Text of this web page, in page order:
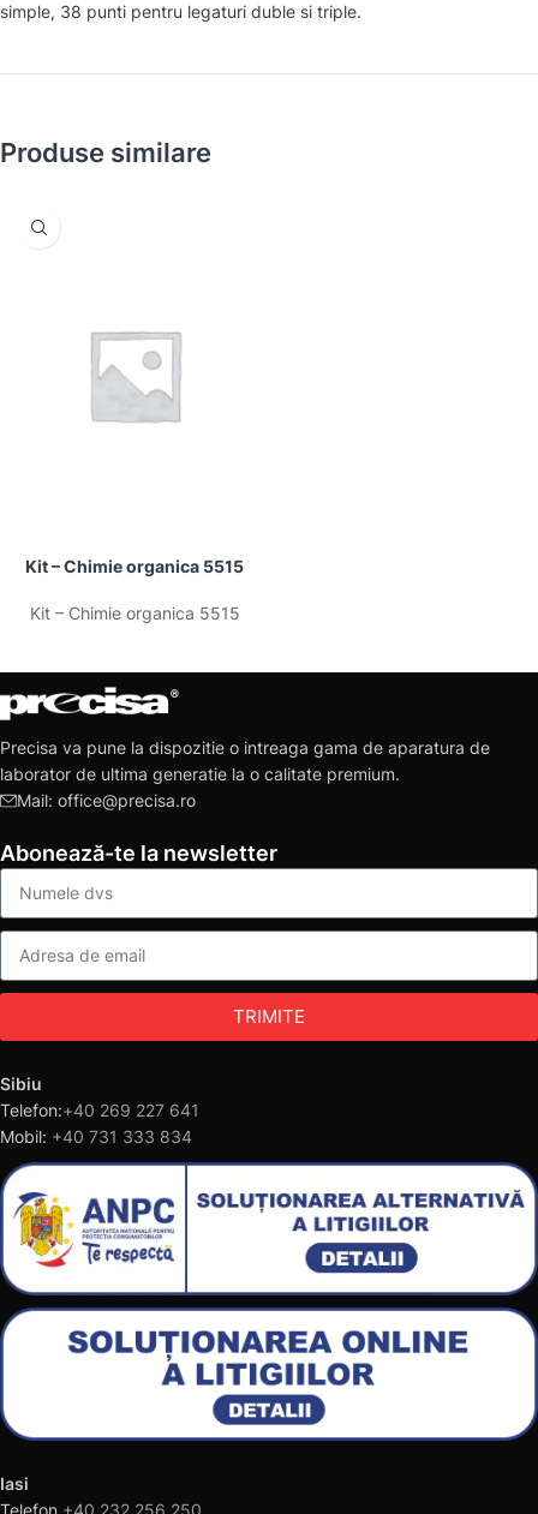
simple, 38 punti pentru legaturi duble si triple.
Produse similare
Kit – Chimie organica 5515
Kit – Chimie organica 5515
Precisa va pune la dispozitie o intreaga gama de aparatura de
laborator de ultima generatie la o calitate premium.
Mail: office@precisa.ro
Abonează-te la newsletter
TRIMITE
Sibiu
Telefon:+40 269 227 641
Mobil: +40 731 333 834
Iasi
Telefon +40 232 256 250